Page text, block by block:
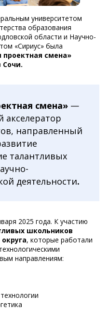
университетом
образования
области и Научно-
«Сириус» была
проектная смена»
Сочи.
смена» —
направленный
талантливых
деятельности.
2025 года. К участию
школьников
, которые работали
направлениям: